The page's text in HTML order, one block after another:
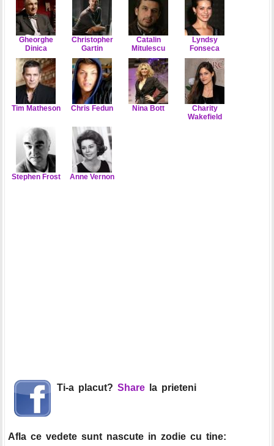
Gheorghe
Dinica
Christopher
Gartin
Catalin
Mitulescu
Lyndsy
Fonseca
Tim Matheson Chris Fedun Nina Bott
Charity
Wakefield
Stephen Frost Anne Vernon
Ti-a placut? Share la prieteni
Afla ce vedete sunt nascute in zodie cu tine: